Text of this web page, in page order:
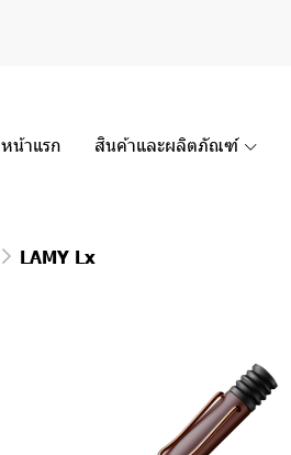
หน้าแรก สินค้าและผลิตภัณฑ์
LAMY Lx